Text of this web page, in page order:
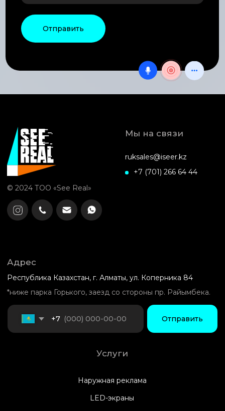
Оцените нашу работу
Ответьте на 2 простых вопроса
Блог